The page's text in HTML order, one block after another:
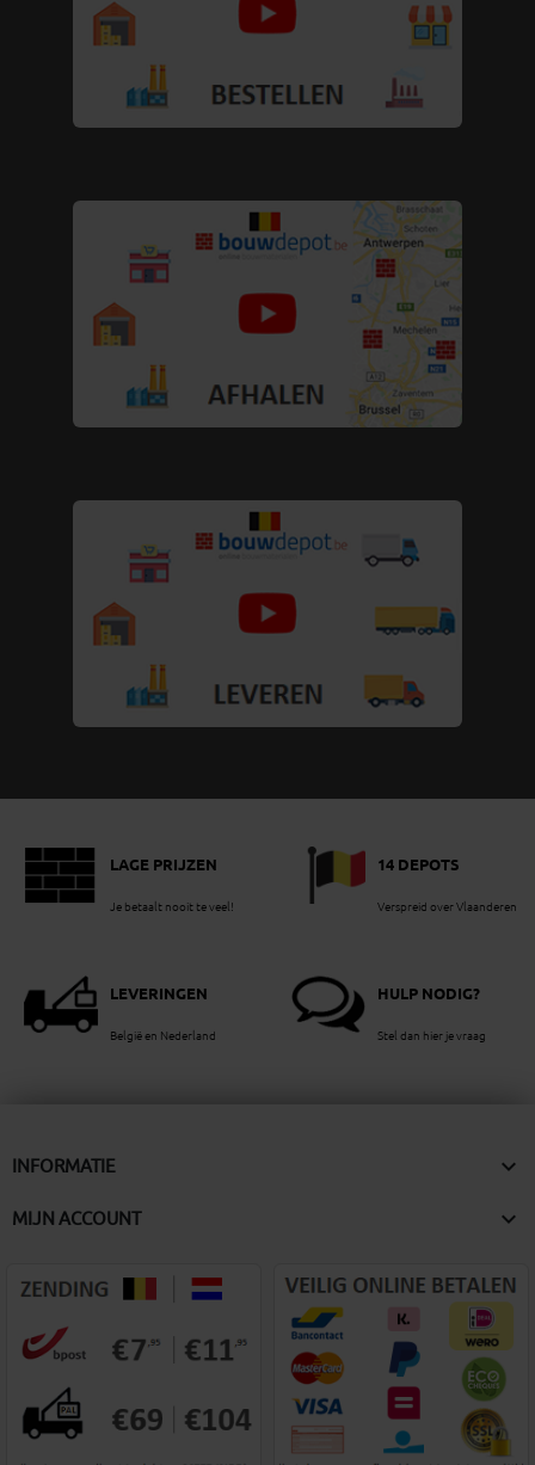
LAGE PRIJZEN
Je betaalt nooit te veel!
14 DEPOTS
Verspreid over Vlaanderen
LEVERINGEN
België en Nederland
HULP NODIG?
Stel dan hier je vraag
INFORMATIE 
MIJN ACCOUNT 